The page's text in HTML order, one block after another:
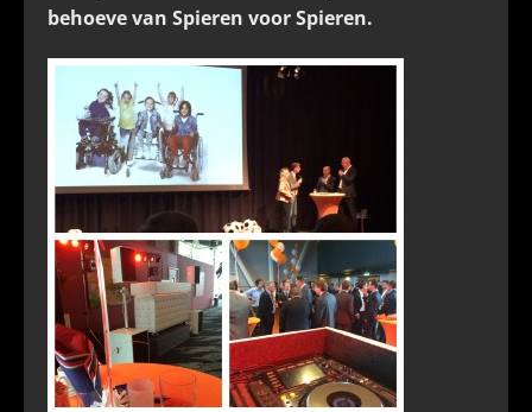
behoeve van Spieren voor Spieren.